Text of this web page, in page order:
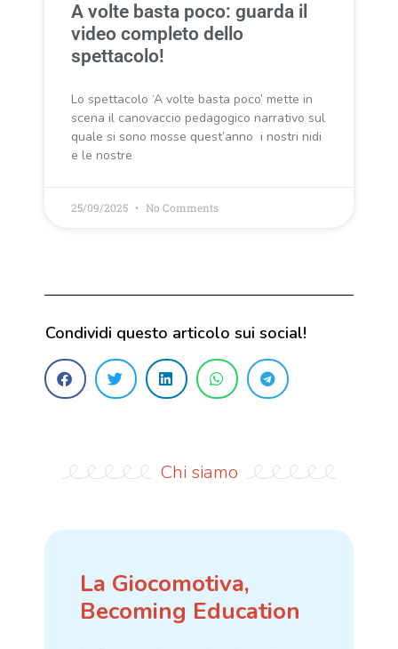
A volte basta poco: guarda il
video completo dello
spettacolo!
Lo spettacolo ‘A volte basta poco’ mette in
scena il canovaccio pedagogico narrativo sul
quale si sono mosse quest’anno i nostri nidi
e le nostre
25/09/2025 No Comments
Condividi questo articolo sui social!
Chi siamo
La Giocomotiva,
Becoming Education